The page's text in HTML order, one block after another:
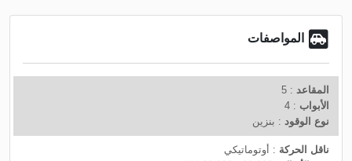
المواصفات
المقاعد : 5
الأبواب : 4
نوع الوقود : بنزين
ناقل الحركة : أوتوماتيكي